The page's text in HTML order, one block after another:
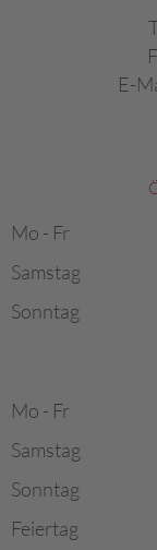
E-
Mo - Fr
Samstag
Sonntag
Mo - Fr
Samstag
Sonntag
Feiertag